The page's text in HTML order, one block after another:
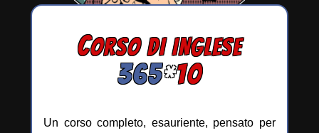
CORSO DI INGLESE
365*10
Un corso completo, esauriente, pensato per